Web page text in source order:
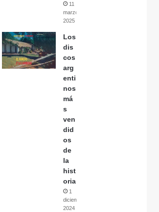
11
marzo,
2025
Los
dis
cos
arg
enti
nos
má
s
ven
did
os
de
la
hist
oria
1
diciembre,
2024